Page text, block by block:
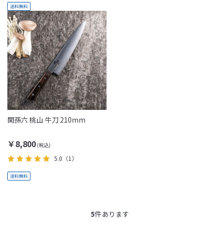
関孫六 桃山 牛刀 210mm
￥8,800
5.0 （1）
5件あります